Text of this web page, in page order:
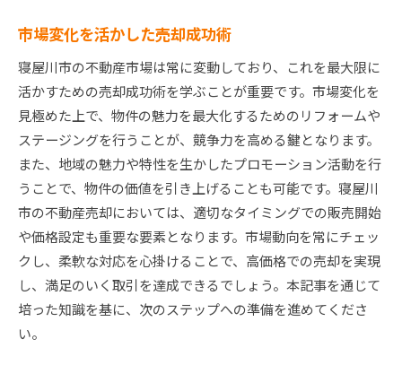
市場変化を活かした売却成功術
寝屋川市の不動産市場は常に変動しており、これを最大限に
活かすための売却成功術を学ぶことが重要です。市場変化を
見極めた上で、物件の魅力を最大化するためのリフォームや
ステージングを行うことが、競争力を高める鍵となります。
また、地域の魅力や特性を生かしたプロモーション活動を行
うことで、物件の価値を引き上げることも可能です。寝屋川
市の不動産売却においては、適切なタイミングでの販売開始
や価格設定も重要な要素となります。市場動向を常にチェッ
クし、柔軟な対応を心掛けることで、高価格での売却を実現
し、満足のいく取引を達成できるでしょう。本記事を通じて
培った知識を基に、次のステップへの準備を進めてくださ
い。